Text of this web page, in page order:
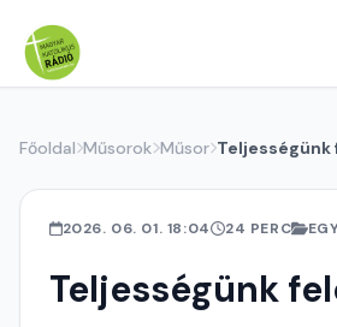
Főoldal Műsorok Műsor Teljességünk
2026. 06. 01. 18:04 24 PERC
Teljességünk